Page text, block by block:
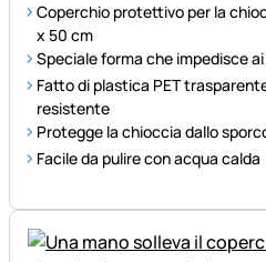
Coperchio protettivo per la
x 50 cm
Speciale forma che impedisce
Fatto di plastica PET
resistente
Protegge la chioccia dallo
Facile da pulire con acqua calda